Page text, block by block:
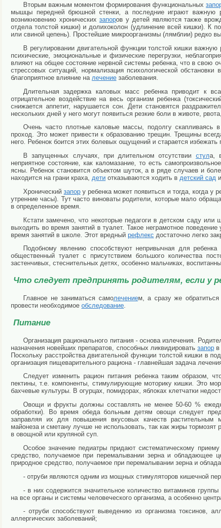
Вторым важным моментом формирования функциональных
мышцы передней брюшной стенки, а последние играют важную
возникновению хроническихзапоров у детей являются также
отдела толстой кишки) и долихоколон (удлинение всей кишки). К
или свиной цепень). Простейшие микроорганизмы (лямблии) редко
В регулировании двигательной функции толстой кишки
психические, эмоциональные и физические перегрузки,
влияют на общее состояние нервной системы ребенка, что в свою
стрессовых ситуаций, нормализация психологической
благоприятное влияние на лечение заболевания.
Длительная задержка каловых масс ребенка приводит к
отрицательное воздействие на весь организм ребенка
снижается аппетит, нарушается сон. Дети становятся
нескольких дней у него могут появиться резкие боли в животе,
Очень часто плотные каловые массы, подолгу скапливаясь
проход. Это может привести к образованию трещин. Трещины
него. Ребенок боится этих болевых ощущений и старается
В запущенных случаях, при длительном отсутствии стула,
неприятное состояние, как каломазание, то есть
ясны. Ребенок становится объектом шуток, а в ряде случаев и
находится на грани краха, дети отказываются ходить в детский сад
Хроническийзапор у ребенка может появиться и тогда, когда у
утренние часы). Тут часто виноваты родители, которые мало
в определенное время.
Кстати замечено, что некоторые педагоги в детском саду
выходить во время занятий в туалет. Такое неграмотное
время занятий в школе. Этот вредный рефлекс достаточно легко
Подобному явлению способствуют непривычная для
общественный туалет с присутствием большого количества
застенчивых, стеснительных детях, особенно мальчиках,
Что следует предпринять родителям, если у
Главное не заниматься самолечением, а сразу же обратиться
провести необходимое обследование.
Питание
Организация рационального питания - основа излечения.
назначения новейших препаратов, способных ликвидировать запорв
Поскольку расстройства двигательной функции толстой кишки в
организация пищеварительного рациона - главнейшая задача
Следует изменить рацион питания ребенка таким образом,
пектины, т.е. компоненты, стимулирующие моторику кишки. Это
бахчевые культуры. В огурцах, помидорах, яблоках клетчатки
Овощи и фрукты должны составлять не менее 50-60 %
обработки). Во время обеда больным детям овощи следует
заправляя их для повышения вкусовых качеств
майонеза и сметану лучше не использовать, так как жиры
в овощной или крупяной суп.
Особое значение педиатры придают систематическому
средство, получаемое при перемалывании зерна и обладающее
природное средство, получаемое при перемалывании зерна и
- отруби являются одним из мощных стимуляторов кишечной
- в них содержится значительное количество витаминов
на все органы и системы человеческого организма, а особенно
- отруби способствуют выведению из организма токсинов,
аллергических заболеваний;